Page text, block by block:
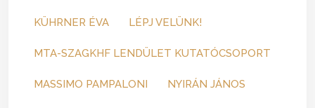
KÜHRNER ÉVA LÉPJ VELÜNK!
MTA-SZAGKHF LENDÜLET KUTATÓCSOPORT
MASSIMO PAMPALONI NYIRÁN JÁNOS